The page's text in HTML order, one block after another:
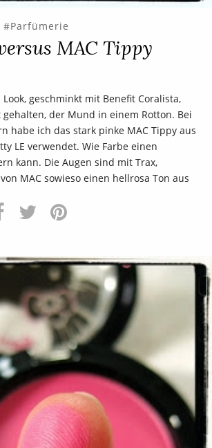
Parfümerie
MAC Tippy
geschminkt mit Benefit Coralista,
der Mund in einem Rotton. Bei
habe ich das stark pinke MAC Tippy aus
LE verwendet. Wie Farbe einen
kann. Die Augen sind mit Trax,
MAC sowieso einen hellrosa Ton aus